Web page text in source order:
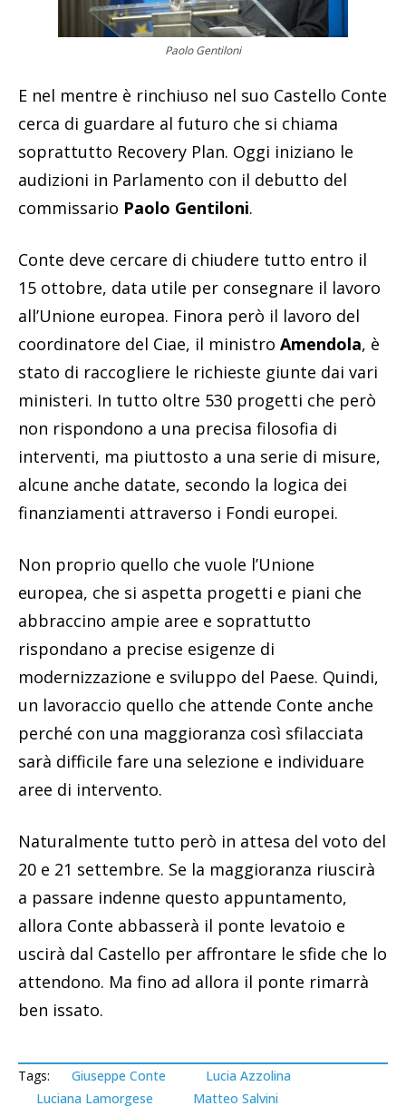
Paolo Gentiloni
E nel mentre è rinchiuso nel suo Castello Conte
cerca di guardare al futuro che si chiama
soprattutto Recovery Plan. Oggi iniziano le
audizioni in Parlamento con il debutto del
commissario Paolo Gentiloni.
Conte deve cercare di chiudere tutto entro il
15 ottobre, data utile per consegnare il lavoro
all’Unione europea. Finora però il lavoro del
coordinatore del Ciae, il ministro Amendola, è
stato di raccogliere le richieste giunte dai vari
ministeri. In tutto oltre 530 progetti che però
non rispondono a una precisa filosofia di
interventi, ma piuttosto a una serie di misure,
alcune anche datate, secondo la logica dei
finanziamenti attraverso i Fondi europei.
Non proprio quello che vuole l’Unione
europea, che si aspetta progetti e piani che
abbraccino ampie aree e soprattutto
rispondano a precise esigenze di
modernizzazione e sviluppo del Paese. Quindi,
un lavoraccio quello che attende Conte anche
perché con una maggioranza così sfilacciata
sarà difficile fare una selezione e individuare
aree di intervento.
Naturalmente tutto però in attesa del voto del
20 e 21 settembre. Se la maggioranza riuscirà
a passare indenne questo appuntamento,
allora Conte abbasserà il ponte levatoio e
uscirà dal Castello per affrontare le sfide che lo
attendono. Ma fino ad allora il ponte rimarrà
ben issato.
Tags: Giuseppe Conte
Lucia Azzolina
Luciana Lamorgese
Matteo Salvini